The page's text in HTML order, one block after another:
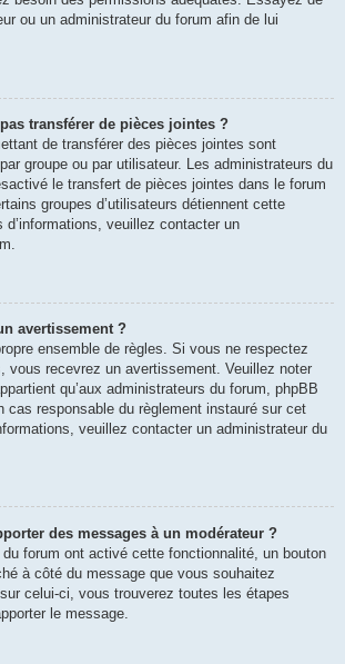
ou un administrateur du forum afin de lui
transférer de pièces jointes ?
de transférer des pièces jointes sont
groupe ou par utilisateur. Les administrateurs du
le transfert de pièces jointes dans le forum
groupes d’utilisateurs détiennent cette
d’informations, veuillez contacter un
avertissement ?
ensemble de règles. Si vous ne respectez
vous recevrez un avertissement. Veuillez noter
qu’aux administrateurs du forum, phpBB
cas responsable du règlement instauré sur cet
veuillez contacter un administrateur du
des messages à un modérateur ?
forum ont activé cette fonctionnalité, un bouton
à côté du message que vous souhaitez
celui-ci, vous trouverez toutes les étapes
le message.